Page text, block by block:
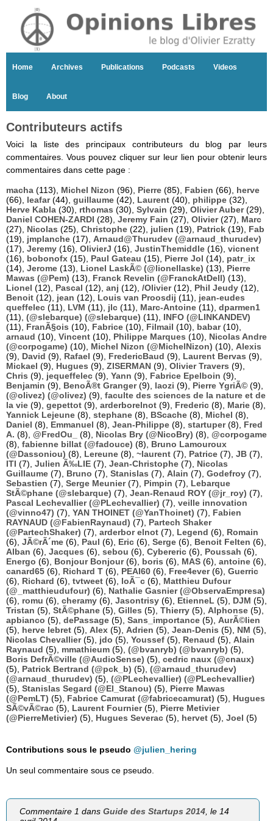
Home Archives Publications Podcasts Videos
Blog About
Contributeurs actifs
Voici la liste des principaux contributeurs du blog par leurs
commentaires. Vous pouvez cliquer sur leur lien pour obtenir leurs
commentaires dans cette page :
macha (113), Michel Nizon (96), Pierre (85), Fabien (66), herve
(66), leafar(44), guillaume (42), Laurent (40), philippe (32),
Herve Kabla (30), rthomas (30), Sylvain (29), Olivier Auber(29),
Daniel COHEN-ZARDI (28), Jeremy Fain (27), Olivier(27), Marc
(27), Nicolas (25), Christophe (22), julien (19), Patrick (19), Fab
(19), jmplanche (17), Arnaud@Thurudev (@arnaud_thurudev)
(17), Jeremy (16), OlivierJ (16), JustinThemiddle (16), vicnent
(16), bobonofx (15), Paul Gateau (15), Pierre Jol (14), patr_ix
(14), Jerome (13), Lionel LaskÃ© (@lionellaske) (13), Pierre
Mawas (@Pem) (13), Franck Revelin (@FranckAtDell) (13),
Lionel (12), Pascal (12), anj (12), /Olivier(12), Phil Jeudy (12),
Benoit (12), jean (12), Louis van Proosdij (11), jean-eudes
queffelec (11), LVM (11), jlc (11), Marc-Antoine (11), dparmen1
(11), (@slebarque) (@slebarque) (11), INFO (@LINKANDEV)
(11), FranÃ§ois (10), Fabrice (10), Filmail (10), babar(10),
arnaud (10), Vincent (10), Philippe Marques (10), Nicolas Andre
(@corpogame) (10), Michel Nizon (@MichelNizon) (10), Alexis
(9), David (9), Rafael (9), FredericBaud (9), Laurent Bervas (9),
Mickael (9), Hugues (9), ZISERMAN (9), Olivier Travers (9),
Chris (9), jequeffelec (9), Yann (9), Fabrice Epelboin (9),
Benjamin (9), BenoÃ®t Granger(9), laozi (9), Pierre YgriÃ© (9),
(@olivez) (@olivez) (9), faculte des sciences de la nature et de
la vie (9), gepettot (9), arderborelnot (9), Frederic (8), Marie (8),
Yannick Lejeune (8), stephane (8), BScache (8), Michel (8),
Daniel (8), Emmanuel (8), Jean-Philippe (8), startuper(8), Fred
A. (8), @FredOu_ (8), Nicolas Bry (@NicoBry) (8), @corpogame
(8), fabienne billat (@fadouce) (8), Bruno Lamouroux
(@Dassoniou) (8), Lereune (8), ~laurent (7), Patrice (7), JB (7),
ITI (7), Julien Ã‰LIE (7), Jean-Christophe (7), Nicolas
Guillaume (7), Bruno (7), Stanislas (7), Alain (7), Godefroy (7),
Sebastien (7), Serge Meunier(7), Pimpin (7), Lebarque
StÃ©phane (@slebarque) (7), Jean-Renaud ROY (@jr_roy) (7),
Pascal Lechevallier (@PLechevallier) (7), veille innovation
(@vinno47) (7), YAN THOINET (@YanThoinet) (7), Fabien
RAYNAUD (@FabienRaynaud) (7), Partech Shaker
(@PartechShaker) (7), arderbor elnot (7), Legend (6), Romain
(6), JÃ©rÃ´me (6), Paul (6), Eric (6), Serge (6), Benoit Felten (6),
Alban (6), Jacques (6), sebou (6), Cybereric (6), Poussah (6),
Energo (6), Bonjour Bonjour(6), boris (6), MAS (6), antoine (6),
canard65 (6), Richard T (6), PEAI60 (6), Free4ever(6), Guerric
(6), Richard (6), tvtweet (6), loÃ¯c (6), Matthieu Dufour
(@_matthieudufour) (6), Nathalie Gasnier (@ObservaEmpresa)
(6), romu (6), cheramy (6), Jasontrisy (6), EtienneL (5), DJM (5),
Tristan (5), StÃ©phane (5), Gilles (5), Thierry (5), Alphonse (5),
apbianco (5), dePassage (5), Sans_importance (5), AurÃ©lien
(5), herve lebret (5), Alex (5), Adrien (5), Jean-Denis (5), NM (5),
Nicolas Chevallier(5), jdo (5), Youssef (5), Renaud (5), Alain
Raynaud (5), mmathieum (5), (@bvanryb) (@bvanryb) (5),
Boris DefrÃ©ville (@AudioSense) (5), cedric naux (@cnaux)
(5), Patrick Bertrand (@pck_b) (5), (@arnaud_thurudev)
(@arnaud_thurudev) (5), (@PLechevallier) (@PLechevallier)
(5), Stanislas Segard (@El_Stanou) (5), Pierre Mawas
(@PemLT) (5), Fabrice Camurat (@fabricecamurat) (5), Hugues
SÃ©vÃ©rac (5), Laurent Fournier(5), Pierre Metivier
(@PierreMetivier) (5), Hugues Severac (5), hervet (5), Joel (5)
Contributions sous le pseudo @julien_hering
Un seul commentaire sous ce pseudo.
Commentaire 1 dansGuide des Startups 2014, le 14